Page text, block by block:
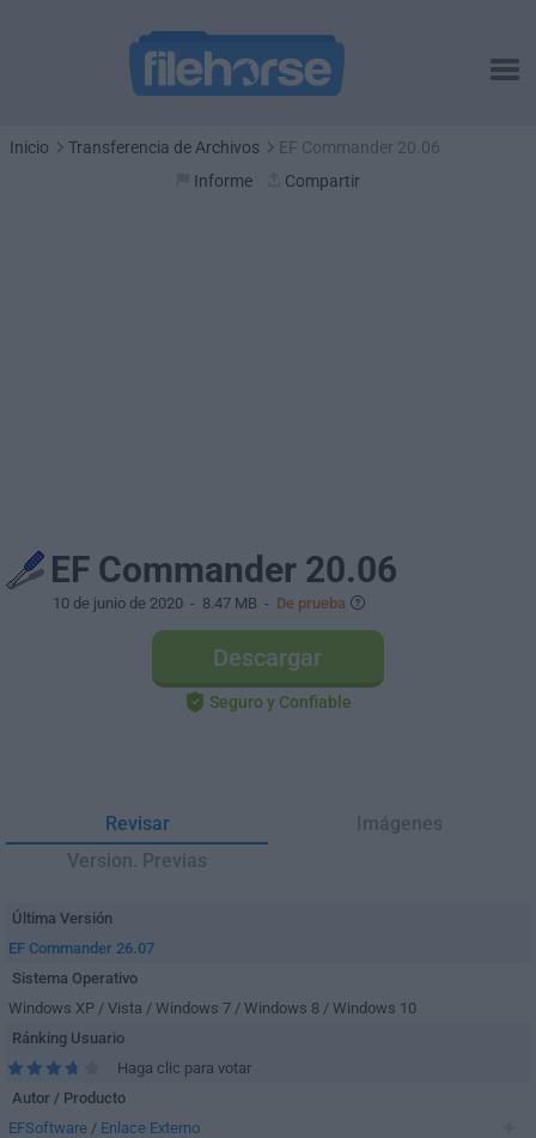
Inicio Transferencia de Archivos
EF Commander 20.06
Informe
Compartir
EF Commander 20.06
10 de junio de 2020 - 8.47 MB - De prueba
Descargar
Seguro y Confiable
Revisar
Imágenes
Version. Previas
Última Versión
EF Commander 26.07
Sistema Operativo
Windows XP / Vista / Windows 7 / Windows 8 / Windows 10
Ránking Usuario
Haga clic para votar
Autor / Producto
EFSoftware / Enlace Externo